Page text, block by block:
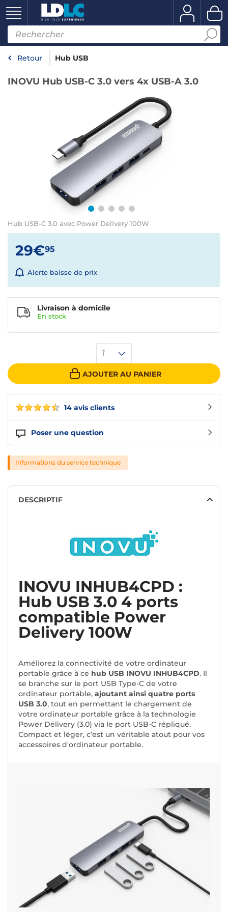
Retour Hub USB
INOVU Hub USB-C 3.0 vers 4x USB-A 3.0
Hub USB-C 3.0 avec Power Delivery 100W
14 avis clients
Poser une question
29€95
Alerte baisse de prix
1
AJOUTER AU PANIER
Livraison à domicile
En stock
Informations du service technique
DESCRIPTIF
INOVU INHUB4CPD :
Hub USB 3.0 4 ports
compatible Power
Delivery 100W
Améliorez la connectivité de votre ordinateur
portable grâce à ce hub USB INOVU INHUB4CPD. Il
se branche sur le port USB Type-C de votre
ordinateur portable, ajoutant ainsi quatre ports
USB 3.0, tout en permettant le chargement de
votre ordinateur portable grâce à la technologie
Power Delivery (3.0) via le port USB-C répliqué.
Compact et léger, c’est un véritable atout pour vos
accessoires d'ordinateur portable.